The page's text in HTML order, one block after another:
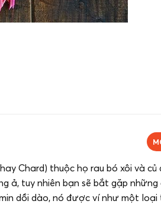
hay Chard) thuộc họ rau bó xôi và
ả, tuy nhiên bạn sẽ bắt gặp
dồi dào, nó được ví như một